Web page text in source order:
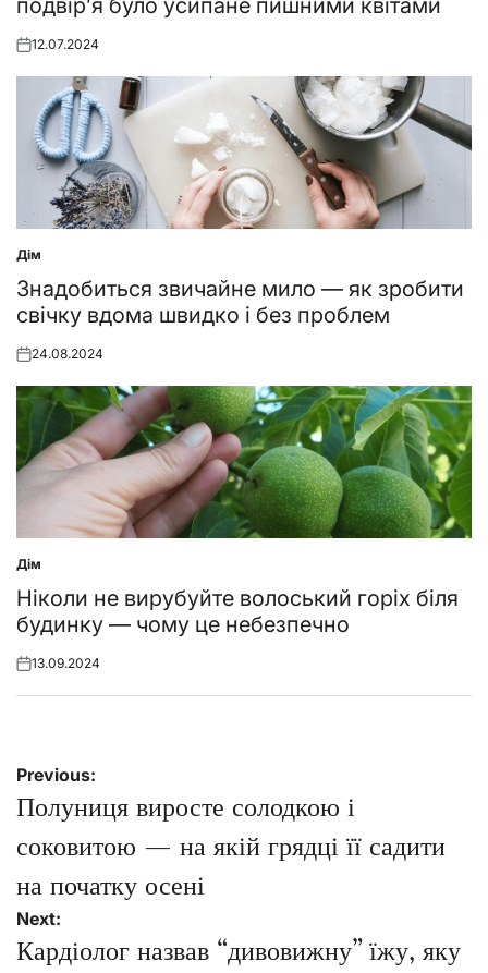
подвір’я було усипане пишними квітами
Posted
12.07.2024
Posted
in
Дім
Знадобиться звичайне мило — як зробити
свічку вдома швидко і без проблем
Posted
24.08.2024
Posted
in
Дім
Ніколи не вирубуйте волоський горіх біля
будинку — чому це небезпечно
Posted
13.09.2024
Навігація
записів
Previous:
Полуниця виросте солодкою і
соковитою — на якій грядці її садити
на початку осені
Next:
Кардіолог назвав “дивовижну” їжу, яку